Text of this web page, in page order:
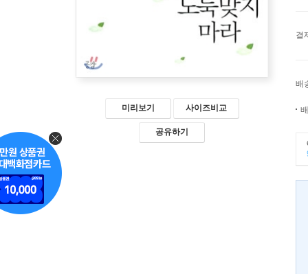
미리보기 사이즈비교
공유하기
결
배